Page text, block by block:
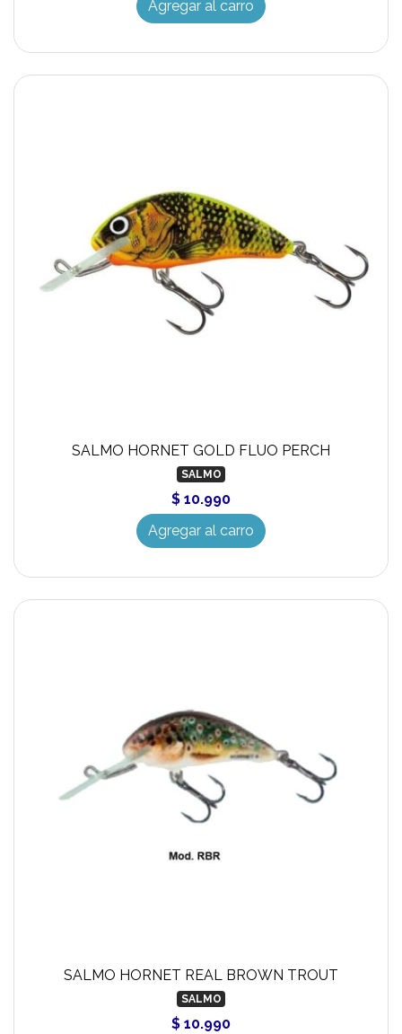
Agregar al carro
SALMO HORNET GOLD FLUO PERCH
SALMO
$ 10.990
Agregar al carro
SALMO HORNET REAL BROWN TROUT
SALMO
$ 10.990